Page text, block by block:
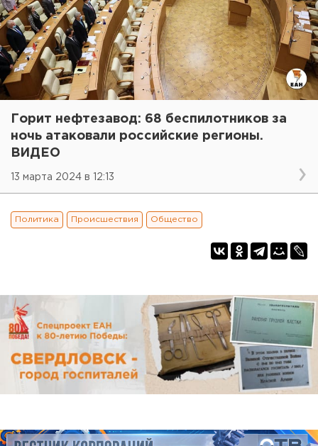
Горит нефтезавод: 68 беспилотников за
ночь атаковали российские регионы.
ВИДЕО
13 марта 2024 в 12:13
Политика Происшествия Общество